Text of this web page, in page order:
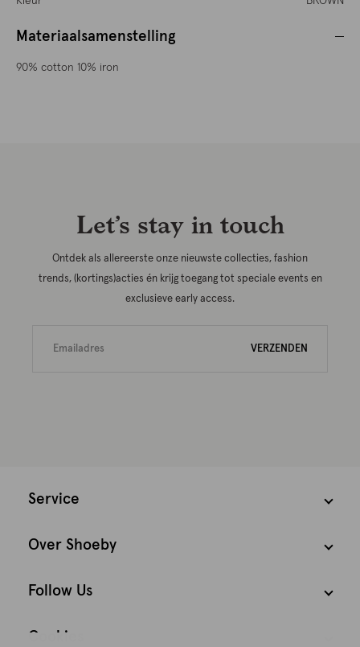
Materiaalsamenstelling
90% cotton 10% iron
Let’s stay in touch
Ontdek als allereerste onze nieuwste collecties, fashion
trends, (kortings)acties én krijg toegang tot speciale events en
exclusieve early access.
VERZENDEN
Service
Over Shoeby
Follow Us
Cookies